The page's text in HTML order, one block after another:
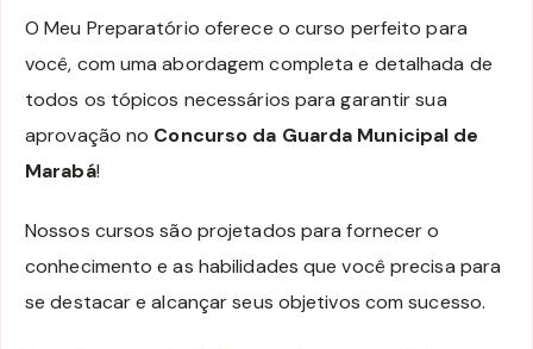
O Meu Preparatório oferece o curso perfeito para
você, com uma abordagem completa e detalhada de
todos os tópicos necessários para garantir sua
aprovação no Concurso da Guarda Municipal de
Marabá!
Nossos cursos são projetados para fornecer o
conhecimento e as habilidades que você precisa para
se destacar e alcançar seus objetivos com sucesso.